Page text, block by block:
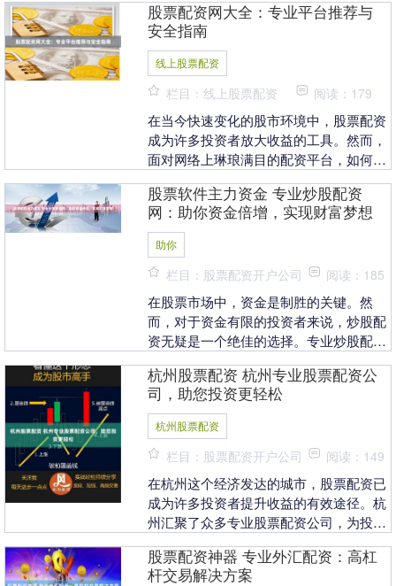
指南与风险防范建....
股票配资网大全：专业平台推荐与
安全指南
线上股票配资
栏目：线上股票配资 阅读：179
在当今快速变化的股市环境中，股票配资
成为许多投资者放大收益的工具。然而，
面对网络上琳琅满目的配资平台，如何选
投资者首要关注的....
股票软件主力资金 专业炒股配资
网：助你资金倍增，实现财富梦想
助你
栏目：股票配资开户公司 阅读：185
在股票市场中，资金是制胜的关键。然
而，对于资金有限的投资者来说，炒股配
资无疑是一个绝佳的选择。专业炒股配资
其资金倍增，实现财....
杭州股票配资 杭州专业股票配资公
司，助您投资更轻松
杭州股票配资
栏目：股票配资开户公司 阅读：149
在杭州这个经济发达的城市，股票配资已
成为许多投资者提升收益的有效途径。杭
州汇聚了众多专业股票配资公司，为投资
更轻松。 3. ....
股票配资神器 专业外汇配资：高杠
杆交易解决方案